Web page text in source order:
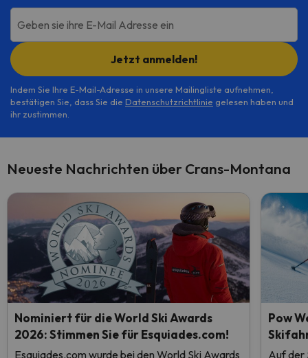
Geben sie ihre E-Mail Adresse ein
Jetzt anmelden!
Indem Sie Ihre E-Mail-Adresse in unsere Mailingliste aufnehmen,
bestätigen Sie, dass Sie die Datenschutzrichtlinie gelesen haben und
ihr zustimmen.
Neueste Nachrichten über Crans-Montana
Nominiert für die World Ski Awards
2026: Stimmen Sie für Esquiades.com!
Esquiades.com wurde bei den World Ski Awards
Pow
Auf der